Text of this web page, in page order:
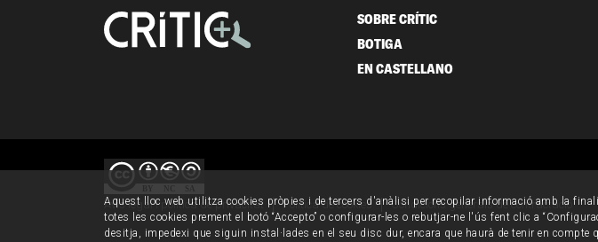
SOBRE CRÍTIC
BOTIGA
EN CASTELLANO
Avís legal i política de privacitat Política de cookies Condicions generals de contractació
Aquest lloc web utilitza cookies pròpies i de tercers d'anàlisi per recopilar informació amb la
totes les cookies prement el botó “Accepto” o configurar-les o rebutjar-ne l'ús fent clic a
desitja, impedexi que siguin instal·lades en el seu disc dur, encara que haurà de tenir en